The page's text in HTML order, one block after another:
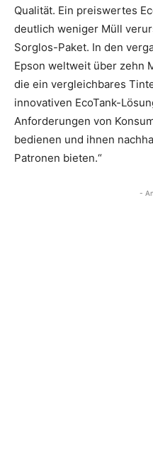
Qualität. Ein preiswertes
deutlich weniger Müll
Sorglos-Paket. In den
Epson weltweit über zehn
die ein vergleichbares
innovativen EcoTank-
Anforderungen von
bedienen und ihnen
Patronen bieten.“
-